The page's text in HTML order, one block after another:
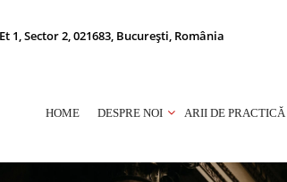
1, Sector 2, 021683, București, România
HOME DESPRE NOI ARII DE PRACTICĂ